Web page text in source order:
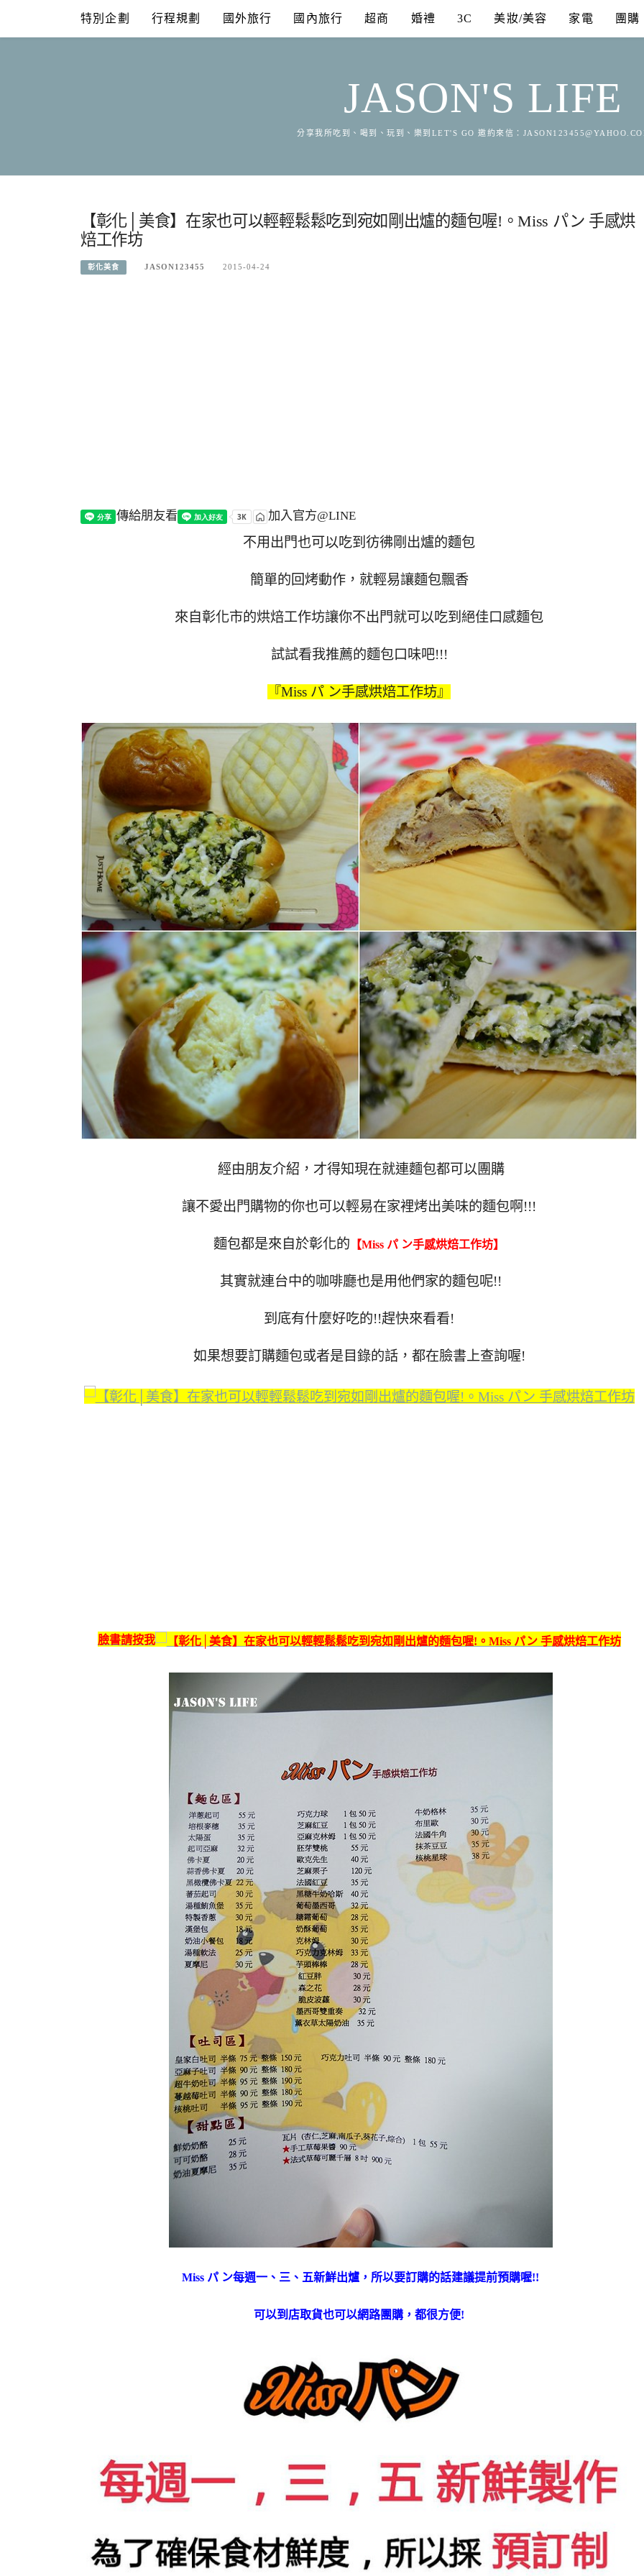
content
特別企劃 行程規劃 國外旅行 國內旅行 超商 婚禮 3C 美妝/美容 家電 團購
JASON'S LIFE
分享我所吃到、喝到、玩到、樂到LET'S GO 邀約來信：
【彰化│美食】在家也可以輕輕鬆鬆吃到宛如剛出爐的麵包喔!。Miss パン 手感烘
焙工作坊
彰化美食 JASON123455 2015-04-24
傳給朋友看 加入官方@LINE
不用出門也可以吃到彷彿剛出爐的麵包
簡單的回烤動作，就輕易讓麵包飄香
來自彰化市的烘焙工作坊讓你不出門就可以吃到絕佳口感麵包
試試看我推薦的麵包口味吧!!!
『Miss パ ン手感烘焙工作坊』
經由朋友介紹，才得知現在就連麵包都可以團購
讓不愛出門購物的你也可以輕易在家裡烤出美味的麵包啊!!!
麵包都是來自於彰化的 【Miss パ ン手感烘焙工作坊】
其實就連台中的咖啡廳也是用他們家的麵包呢!!
到底有什麼好吃的!!趕快來看看!
如果想要訂購麵包或者是目錄的話，都在臉書上查詢喔!
臉書請按我
Miss パ ン每週一、三、五新鮮出爐，所以要訂購的話建議提前預購喔!!
可以到店取貨也可以網路團購，都很方便!